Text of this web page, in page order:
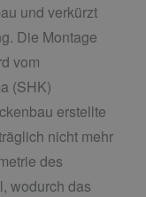
und verkürzt
Die Montage
vom
(SHK)
erstellte
nicht mehr
des
wodurch das